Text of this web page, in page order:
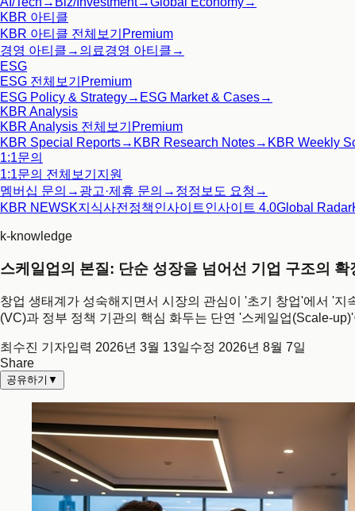
KBR 아티클
KBR 아티클 전체보기 Premium
경영 아티클 → 의료경영 아티클 →
ESG
ESG 전체보기 Premium
ESG Policy & Strategy→ ESG Market & Cases→
KBR Analysis
KBR Analysis 전체보기 Premium
KBR Special Reports→ KBR Research Notes→ KBR Weekly
1:1문의
1:1문의 전체보기 지원
멤버십 문의 → 광고·제휴 문의 → 정정보도 요청 →
KBR NEWSK지식사전 정책인사이트인사이트 4.0Global Radar
k-knowledge
스케일업의 본질: 단순 성장을 넘어선 기업 구조의 확
창업 생태계가 성숙해지면서 시장의 관심이 '초기 창업'에서 '
(VC)과 정부 정책 기관의 핵심 화두는 단연 '스케일업(Scale-
최수진 기자입력 2026년 3월 13일수정 2026년 8월 7일
Share
공유하기 ▼